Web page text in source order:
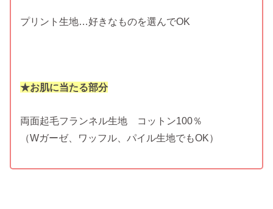
プリント生地…好きなものを選んでOK
★お肌に当たる部分
両面起毛フランネル生地 コットン100％
（Wガーゼ、ワッフル、パイル生地でもOK）